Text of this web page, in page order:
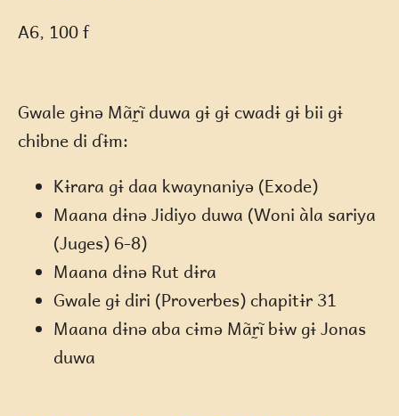
A6, 100 f
Gwale gɨnə Mãr̰ĩ duwa gɨ gɨ cwadɨ gɨ bii gɨ
chibne di ɗɨm:
Kɨrara gɨ daa kwaynaniyə (Exode)
Maana dɨnə Jidiyo duwa (Woni àla sariya
(Juges) 6-8)
Maana dɨnə Rut dɨra
Gwale gɨ diri (Proverbes) chapitɨr 31
Maana dɨnə aba cɨmə Mãr̰ĩ bɨw gɨ Jonas
duwa